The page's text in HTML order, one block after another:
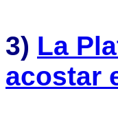
3) La
acostar